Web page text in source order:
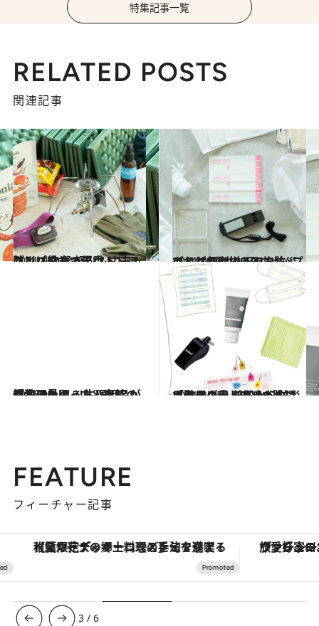
特集記事一覧
RELATED POSTS
関連記事
2021.9.5
防災に役立つアウトドアグッズ10選 軽い＆丈夫＆コンパクトで優秀！
ライフスタイル 2021.9.1
これは便利！ 100均防災グッズ8選 100円ショップでこれだけ揃うんです
ライフスタイル
2021.9.8
備蓄の量は？ 生理用品がなかったら…!? 災害時の「生理の困った」を解決！
ライフスタイル 2021.8.25
「防災の日」をきっかけに考えよう CREAの防災カタログ① 普段から防災ポーチにinしたいもの
ライフスタイル
FEATURE
フィーチャー記事
【夏限定ディナーコース】旬を迎える稚鮎や花ズッキーニなどをイタリア・トスカーナの郷土料理の手法で満喫！ ヴァシュロン・コンスタンタ
3 /6